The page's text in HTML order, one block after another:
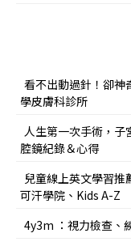
看不出動過針！卻神
學皮膚科診所
人生第一次手術，子
腔鏡紀錄＆心得
兒童線上英文學習
可汗學院、Kids A-Z
4y3m ：視力檢查、